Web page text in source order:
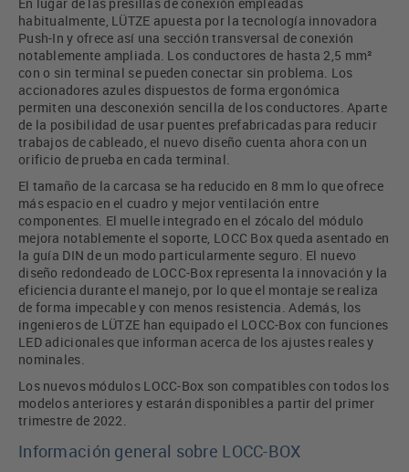
habitualmente, LÜTZE apuesta por la tecnología innovadora
Push-In y ofrece así una sección transversal de conexión
notablemente ampliada. Los conductores de hasta 2,5 mm²
con o sin terminal se pueden conectar sin problema. Los
accionadores azules dispuestos de forma ergonómica
permiten una desconexión sencilla de los conductores. Aparte
de la posibilidad de usar puentes prefabricadas para reducir
trabajos de cableado, el nuevo diseño cuenta ahora con un
orificio de prueba en cada terminal.
El tamaño de la carcasa se ha reducido en 8 mm lo que ofrece
más espacio en el cuadro y mejor ventilación entre
componentes. El muelle integrado en el zócalo del módulo
mejora notablemente el soporte, LOCC Box queda asentado en
la guía DIN de un modo particularmente seguro. El nuevo
diseño redondeado de LOCC-Box representa la innovación y la
eficiencia durante el manejo, por lo que el montaje se realiza
de forma impecable y con menos resistencia. Además, los
ingenieros de LÜTZE han equipado el LOCC-Box con funciones
LED adicionales que informan acerca de los ajustes reales y
nominales.
Los nuevos módulos LOCC-Box son compatibles con todos los
modelos anteriores y estarán disponibles a partir del primer
trimestre de 2022.
Información general sobre LOCC-BOX